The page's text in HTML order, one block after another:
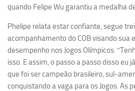
quando Felipe Wu garantiu a medalha
Phelipe relata estar confiante, segue
acompanhamento do COB visando sua
desempenho nos Jogos Olímpicos:
isso. E assim, o passo a passo disso eu
que foi ser campeão brasileiro, sul-
conquistando a vaga para os Jogos. As